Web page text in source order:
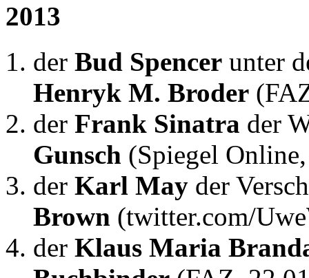
2013
der Bud Spencer unter
Henryk M. Broder
der Frank Sinatra der
Gunsch (Spiegel
der Karl May der
Brown (twitter.com/
der Klaus Maria